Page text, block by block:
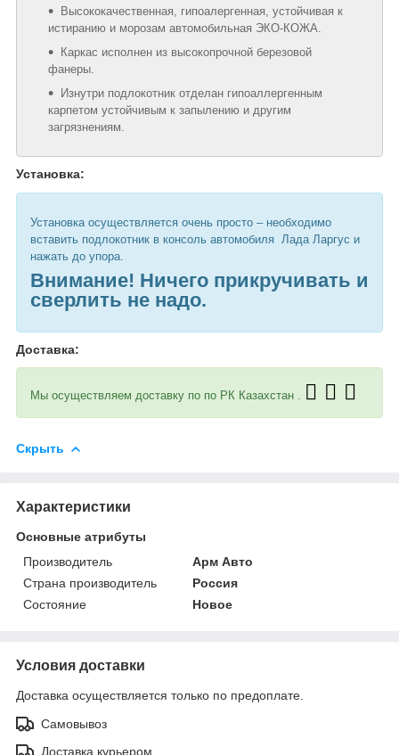
Высококачественная, гипоалергенная, устойчивая к
истиранию и морозам автомобильная ЭКО-КОЖА.
Каркас исполнен из высокопрочной березовой
фанеры.
Изнутри подлокотник отделан гипоаллергенным
карпетом устойчивым к запылению и другим
загрязнениям.
Установка:
Установка осуществляется очень просто – необходимо
вставить подлокотник в консоль автомобиля Лада Ларгус и
нажать до упора.
Внимание! Ничего прикручивать и
сверлить не надо.
Доставка:
Мы осуществляем доставку по по РК Казахстан .
Скрыть
Характеристики
Основные атрибуты
Производитель
Арм Авто
Страна производитель
Россия
Состояние
Новое
Условия доставки
Доставка осуществляется только по предоплате.
Самовывоз
Доставка курьером